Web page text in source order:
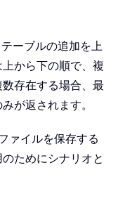
テーブルの追加を上
から下の順で、複
存在する場合、最
が返されます。
ァイルを保存する
ためにシナリオと